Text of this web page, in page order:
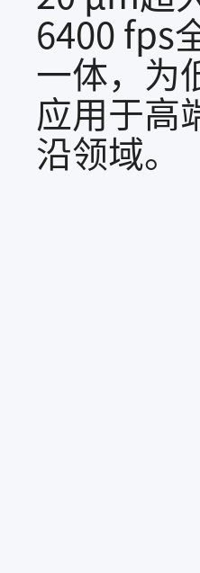
6400 fps
一体，为
应用于高
沿领域。